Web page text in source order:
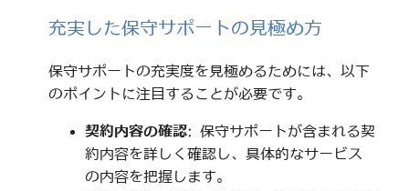
充実した保守サポートの見極め方
保守サポートの充実度を見極めるためには、以下
のポイントに注目することが必要です。
契約内容の確認: 保守サポートが含まれる契
約内容を詳しく確認し、具体的なサービス
の内容を把握します。